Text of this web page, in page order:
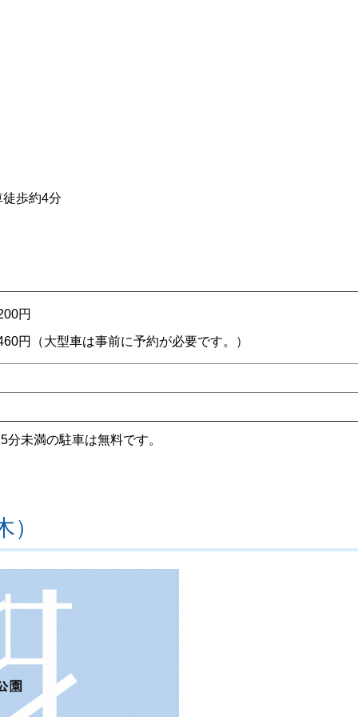
歩約4分
円
円（大型車は事前に予約が必要です。）
未満の駐車は無料です。